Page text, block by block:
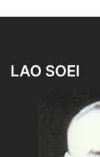
LAO SOEI